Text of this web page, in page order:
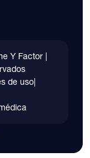
Y Factor |
de uso